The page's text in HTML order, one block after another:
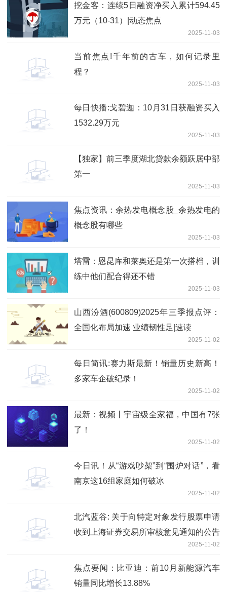
挖金客：连续5日融资净买入累计594.45
万元（10-31）|动态焦点
2025-11-03
当前焦点!千年前的古车，如何记录里
程？
2025-11-03
每日快播:戈碧迦：10月31日获融资买入
1532.29万元
2025-11-03
【独家】前三季度湖北贷款余额跃居中部
第一
2025-11-03
焦点资讯：余热发电概念股_余热发电的
概念股有哪些
2025-11-03
塔雷：恩昆库和莱奥还是第一次搭档，训
练中他们配合得还不错
2025-11-03
山西汾酒(600809)2025年三季报点评：
全国化布局加速 业绩韧性足|速读
2025-11-02
每日简讯:赛力斯最新！销量历史新高！
多家车企破纪录！
2025-11-02
最新：视频丨宇宙级全家福，中国有7张
了！
2025-11-02
今日讯！从“游戏吵架”到“围炉对话”，看
南京这16组家庭如何破冰
2025-11-02
北汽蓝谷: 关于向特定对象发行股票申请
收到上海证券交易所审核意见通知的公告
2025-11-02
焦点要闻：比亚迪：前10月新能源汽车
销量同比增长13.88%